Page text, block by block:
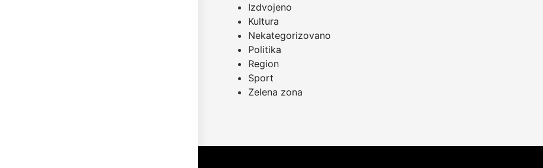
Izdvojeno
Kultura
Nekategorizovano
Politika
Region
Sport
Zelena zona